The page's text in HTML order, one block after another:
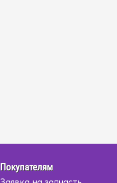
Покупателям